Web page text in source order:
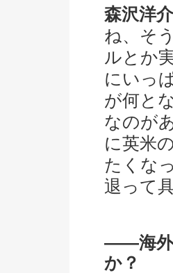
森沢洋
ね、そ
ルとか
にいっ
が何と
なのが
に英米
たくな
退って
――海外
か？